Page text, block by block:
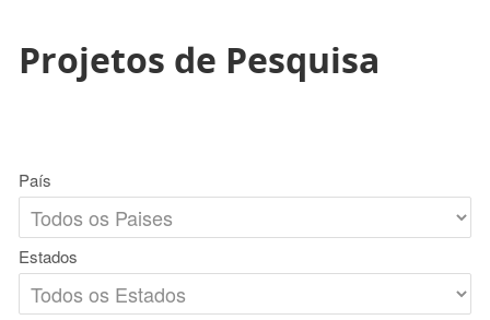
Projetos de Pesquisa
País
Estados